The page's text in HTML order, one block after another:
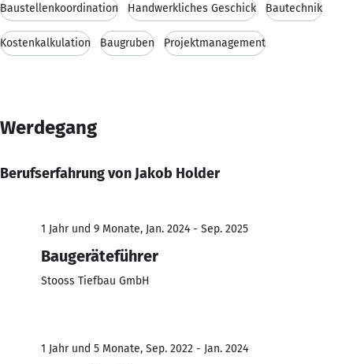
Baustellenkoordination Handwerkliches Geschick Bautechnik
Kostenkalkulation Baugruben Projektmanagement
Werdegang
Berufserfahrung von Jakob Holder
1 Jahr und 9 Monate, Jan. 2024 - Sep. 2025
Baugeräteführer
Stooss Tiefbau GmbH
1 Jahr und 5 Monate, Sep. 2022 - Jan. 2024